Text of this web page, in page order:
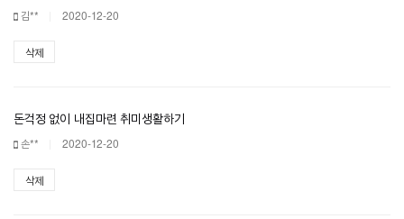
김** 2020-12-20
삭제
돈걱정 없이 내집마련 취미생활하기
손** 2020-12-20
삭제